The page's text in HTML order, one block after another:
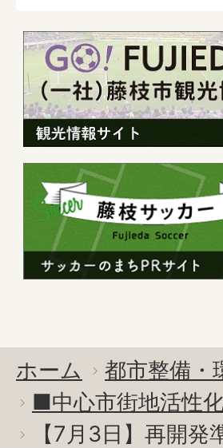
ホーム 都市整備・
■中心市街地活性
【7月3日】再開